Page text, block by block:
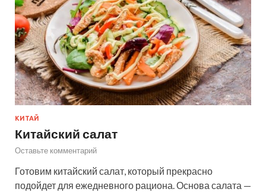
КИТАЙ
Китайский салат
Оставьте комментарий
Готовим китайский салат, который прекрасно
подойдет для ежедневного рациона. Основа салата —